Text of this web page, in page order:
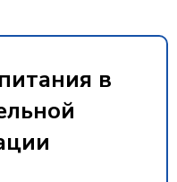
в